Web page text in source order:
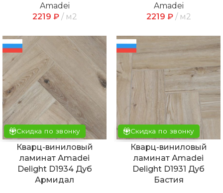
Amadei
2219 ₽ м2
Amadei
2219 ₽ м2
Скидка по звонку
Кварц-виниловый
ламинат Аmadei
Delight D1934 Дуб
Армидал
Скидка по звонку
Кварц-виниловый
ламинат Аmadei
Delight D1931 Дуб
Бастия